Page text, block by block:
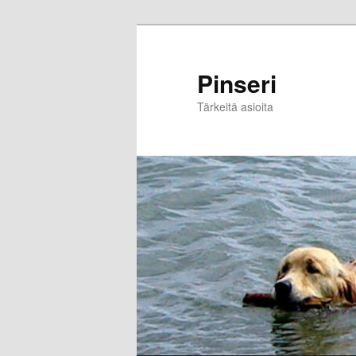
Pinseri
Tärkeitä asioita